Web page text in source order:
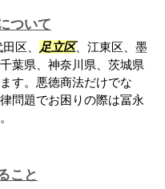
ついて
区、 足立区、江東区、墨
葉県、神奈川県、茨城県
す。悪徳商法だけでな
問題でお困りの際は冨永
こと